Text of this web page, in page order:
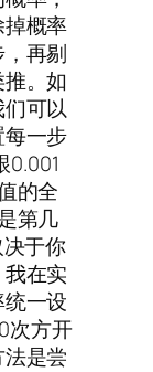
概率
再剔
。如
可以
一步
0.001
的全
第几
于你
在实
一设
次方开
是尝